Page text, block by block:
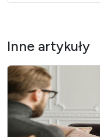
Inne artykuły